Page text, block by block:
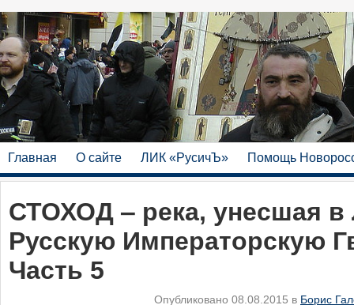
Главная О сайте ЛИК «РусичЪ» Помощь
СТОХОД ‒ река, унесшая в
Русскую Императорскую
Часть 5
Опубликовано 08.08.2015 в Борис